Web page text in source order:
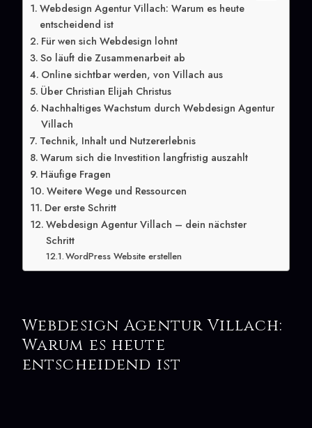
Webdesign Agentur Villach: Warum es heute
entscheidend ist
Für wen sich Webdesign lohnt
So läuft die Zusammenarbeit ab
Online sichtbar werden, von Villach aus
Über Christian Elijah Christus
Nachhaltiges Wachstum durch Webdesign Agentur
Villach
Technik, Inhalt und Nutzererlebnis
Warum sich die Investition langfristig auszahlt
Häufige Fragen
Weitere Wege und Ressourcen
Der erste Schritt
Webdesign Agentur Villach – dein nächster
Schritt
WordPress Website erstellen
Webdesign Agentur Villach:
Warum es heute
entscheidend ist